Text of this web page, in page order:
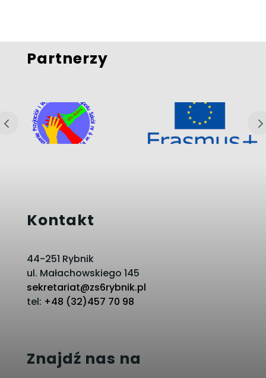
Partnerzy
Kontakt
44-251 Rybnik
ul. Małachowskiego 145
sekretariat@zs6rybnik.pl
tel: +48 (32)457 70 98
Znajdź nas na